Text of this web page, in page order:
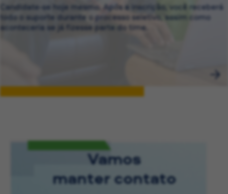
Candidate-se hoje mesmo. Após a inscrição, você receberá
todo o suporte durante o processo seletivo, assim como
aconteceria se já fizesse parte do time.
Vamos
manter contato